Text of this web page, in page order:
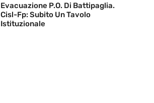
Evacuazione P.O. Di Battipaglia.
Cisl-Fp: Subito Un Tavolo
Istituzionale